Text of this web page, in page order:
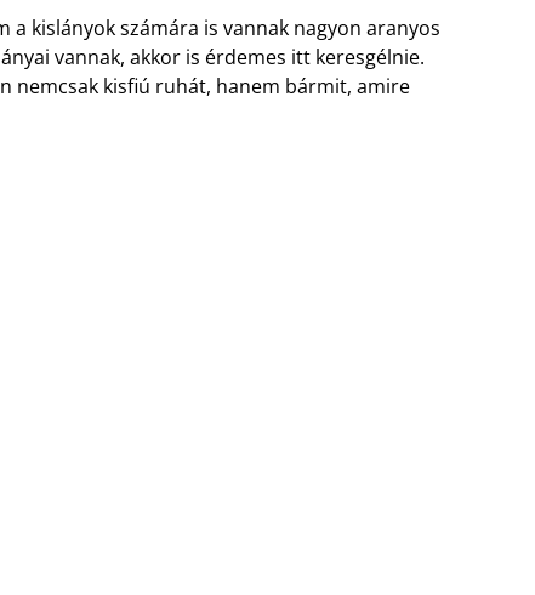
kislányok számára is vannak nagyon aranyos
vannak, akkor is érdemes itt keresgélnie.
nemcsak kisfiú ruhát, hanem bármit, amire